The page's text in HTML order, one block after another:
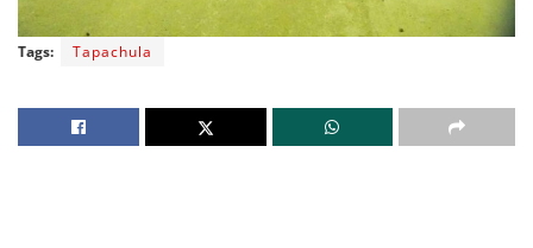
Tags: Tapachula